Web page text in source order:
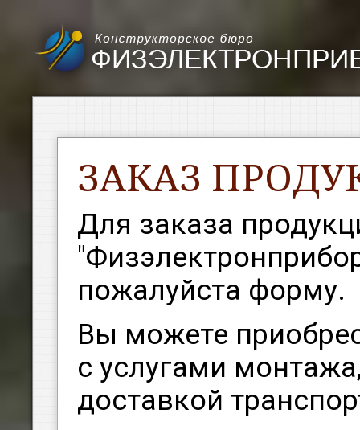
ЗАКАЗ
Для заказа
пожалуйста форму.
Вы можете
с услугами
доставкой